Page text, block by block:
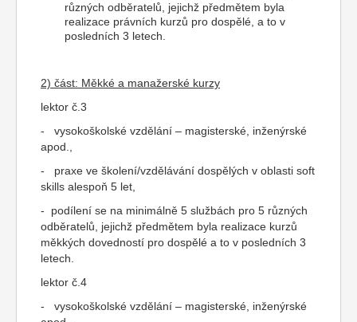
různých odběratelů, jejichž předmětem byla
realizace právních kurzů pro dospělé, a to v
posledních 3 letech.
2) část: Měkké a manažerské kurzy
lektor č.3
- vysokoškolské vzdělání – magisterské, inženýrské
apod.,
- praxe ve školení/vzdělávání dospělých v oblasti soft
skills alespoň 5 let,
- podílení se na minimálně 5 službách pro 5 různých
odběratelů, jejichž předmětem byla realizace kurzů
měkkých dovedností pro dospělé a to v posledních 3
letech.
lektor č.4
- vysokoškolské vzdělání – magisterské, inženýrské